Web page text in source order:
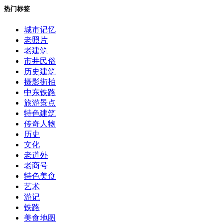
热门标签
城市记忆
老照片
老建筑
市井民俗
历史建筑
摄影街拍
中东铁路
旅游景点
特色建筑
传奇人物
历史
文化
老道外
老商号
特色美食
艺术
游记
铁路
美食地图